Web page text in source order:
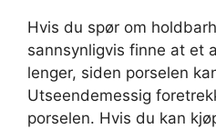
Hvis du spør om
sannsynligvis finne at et
lenger, siden porselen
Utseendemessig
porselen. Hvis du kan